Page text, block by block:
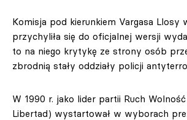
Komisja pod kierunkiem Vargasa Llosy
przychyliła się do oficjalnej wersji
to na niego krytykę ze strony osób
zbrodnią stały oddziały policji
W 1990 r. jako lider partii Ruch
Libertad) wystartował w wyborach